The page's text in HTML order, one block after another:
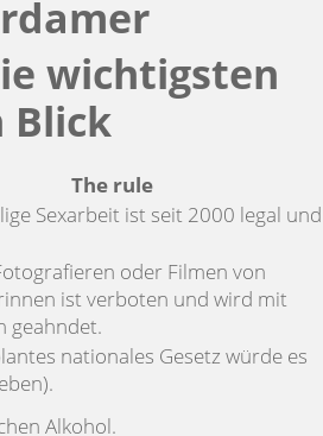
wichtigsten
Blick
The rule
Sexarbeit ist seit 2000 legal und
oder Filmen von
ist verboten und wird mit
geahndet.
nationales Gesetz würde es
Alkohol.